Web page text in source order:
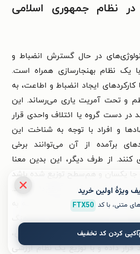
نظام جمهوری اسلامی
در حال گسترش انضباط و
یک نظام بهنجارسازی همراه است.
کارکردهای ایجاد انضباط و اطاعت، به
و تحت آمریت یاری می‌رساند. این
در دست گروه یا ائتلاف واحدی قرار
و افراد با توجه به شناخت این
برآمده از آن می‌توانند برخی
از طرف دیگر، این بدین معنا
یکسان و هم‌سطح توزیع شده باشد
از یک میزان قدرت برخوردار باشند.
دولت، افراد و نهادها، با توجه به
با اتخاذ یک سیاست فرهنگی،
داده و با توزیع یک نظام ارزشی
متنی، با کد FTX50
کپی کردن کد تخفیف